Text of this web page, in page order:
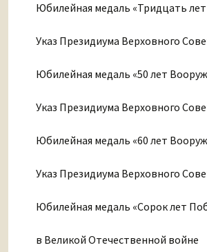
Юбилейная медаль «Тридцать
Указ Президиума Верховного
Юбилейная медаль «50 лет
Указ Президиума Верховного
Юбилейная медаль «60 лет
Указ Президиума Верховного
Юбилейная медаль «Сорок лет
в Великой Отечественной войне